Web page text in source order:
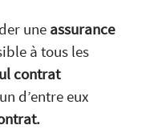
une assurance
à tous les
contrat
d’entre eux